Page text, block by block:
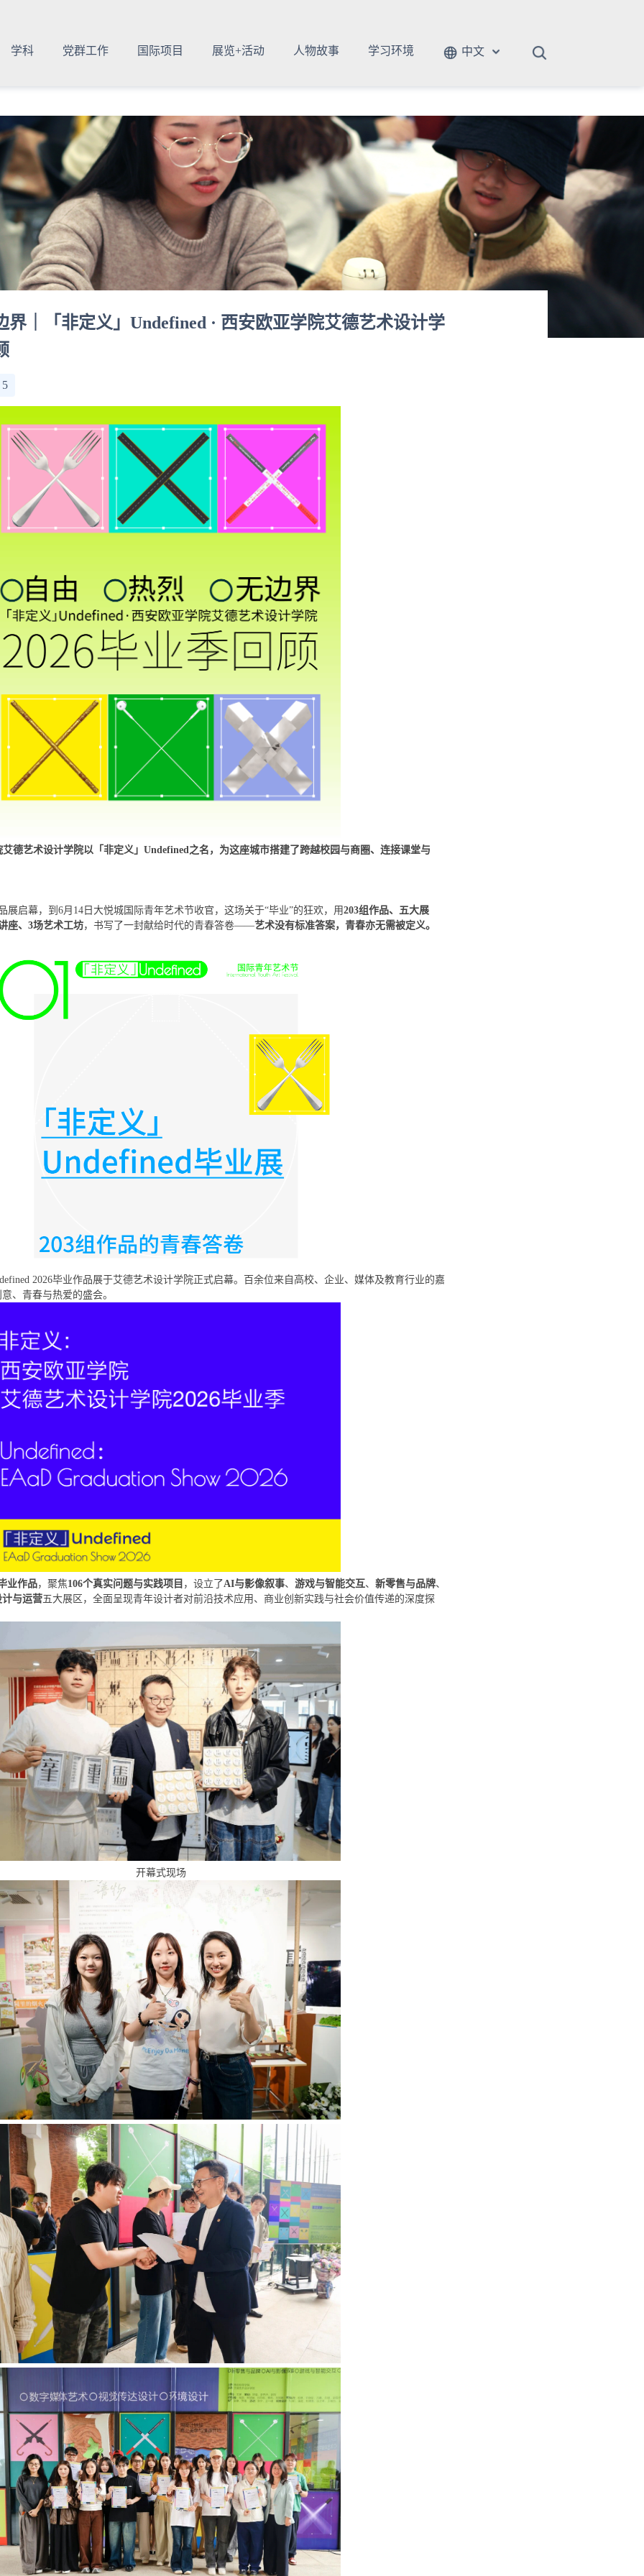
学科 党群工作 国际项目 展览+活动 人物故事 学习环境 中文
界｜「非定义」Undefined · 西安欧亚学院艾德艺术设计学
5
德艺术设计学院以「非定义」Undefined之名，为这座城市搭建了跨越校园与商圈、连接课堂与
展启幕，到6月14日大悦城国际青年艺术节收官，这场关于“毕业”的狂欢，用203组作品、五大展
座、3场艺术工坊，书写了一封献给时代的青春答卷——艺术没有标准答案，青春亦无需被定义。
2026毕业作品展于艾德艺术设计学院正式启幕。百余位来自高校、企业、媒体及教育行业的嘉
、青春与热爱的盛会。
业作品，聚焦106个真实问题与实践项目 ，设立了AI与影像叙事、 游戏与智能交互、 新零售与品牌、
与运营五大展区，全面呈现青年设计者对前沿技术应用、商业创新实践与社会价值传递的深度探
开幕式现场